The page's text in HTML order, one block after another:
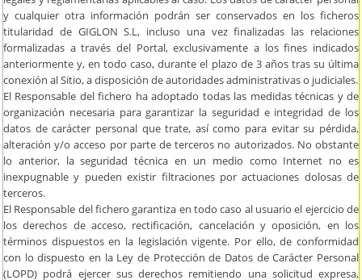
y cualquier otra información podrán ser conservados en los ficheros
titularidad de GIGLON S.L, incluso una vez finalizadas las relaciones
formalizadas a través del Portal, exclusivamente a los fines indicados
anteriormente y, en todo caso, durante el plazo de 3 años tras su última
conexión al Sitio, a disposición de autoridades administrativas o judiciales.
El Responsable del fichero ha adoptado todas las medidas técnicas y de
organización necesaria para garantizar la seguridad e integridad de los
datos de carácter personal que trate, así como para evitar su pérdida,
alteración y/o acceso por parte de terceros no autorizados. No obstante
lo anterior, la seguridad técnica en un medio como Internet no es
inexpugnable y pueden existir filtraciones por actuaciones dolosas de
terceros.
El Responsable del fichero garantiza en todo caso al usuario el ejercicio de
los derechos de acceso, rectificación, cancelación y oposición, en los
términos dispuestos en la legislación vigente. Por ello, de conformidad
con lo dispuesto en la Ley de Protección de Datos de Carácter Personal
(LOPD) podrá ejercer sus derechos remitiendo una solicitud expresa,